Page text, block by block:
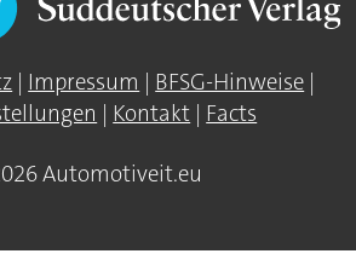
| Impressum | BFSG-Hinweise |
| Kontakt | Facts
Automotiveit.eu